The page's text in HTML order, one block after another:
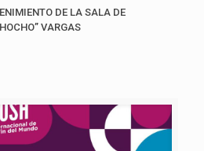
DE LA SALA DE
VARGAS